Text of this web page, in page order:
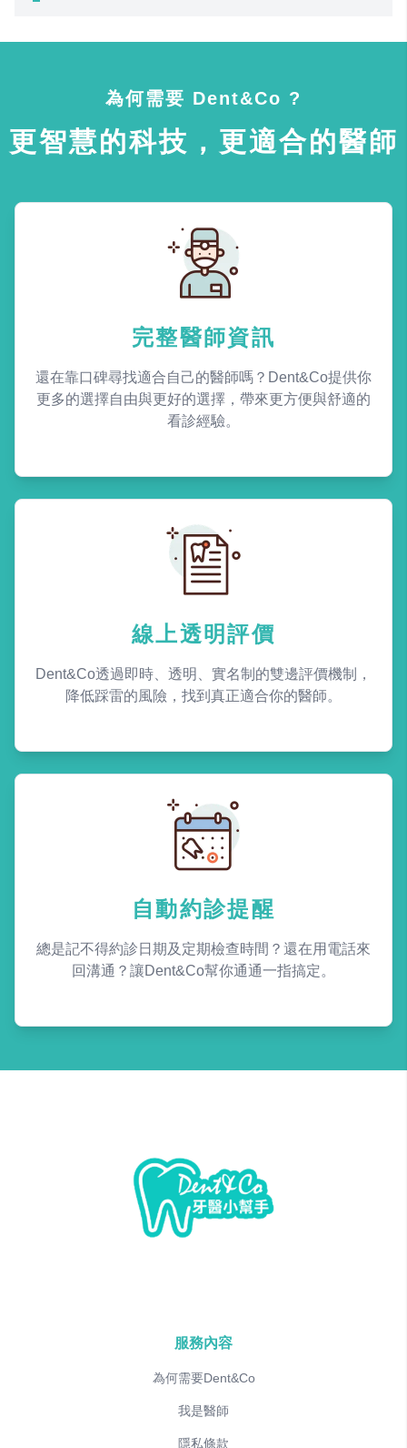
為何需要 Dent&Co ?
更智慧的科技，更適合的醫師
完整醫師資訊
還在靠口碑尋找適合自己的醫師嗎？Dent&Co提供你
更多的選擇自由與更好的選擇，帶來更方便與舒適的
看診經驗。
線上透明評價
Dent&Co透過即時、透明、實名制的雙邊評價機制，
降低踩雷的風險，找到真正適合你的醫師。
自動約診提醒
總是記不得約診日期及定期檢查時間？還在用電話來
回溝通？讓Dent&Co幫你通通一指搞定。
服務內容
為何需要Dent&Co
我是醫師
隱私條款